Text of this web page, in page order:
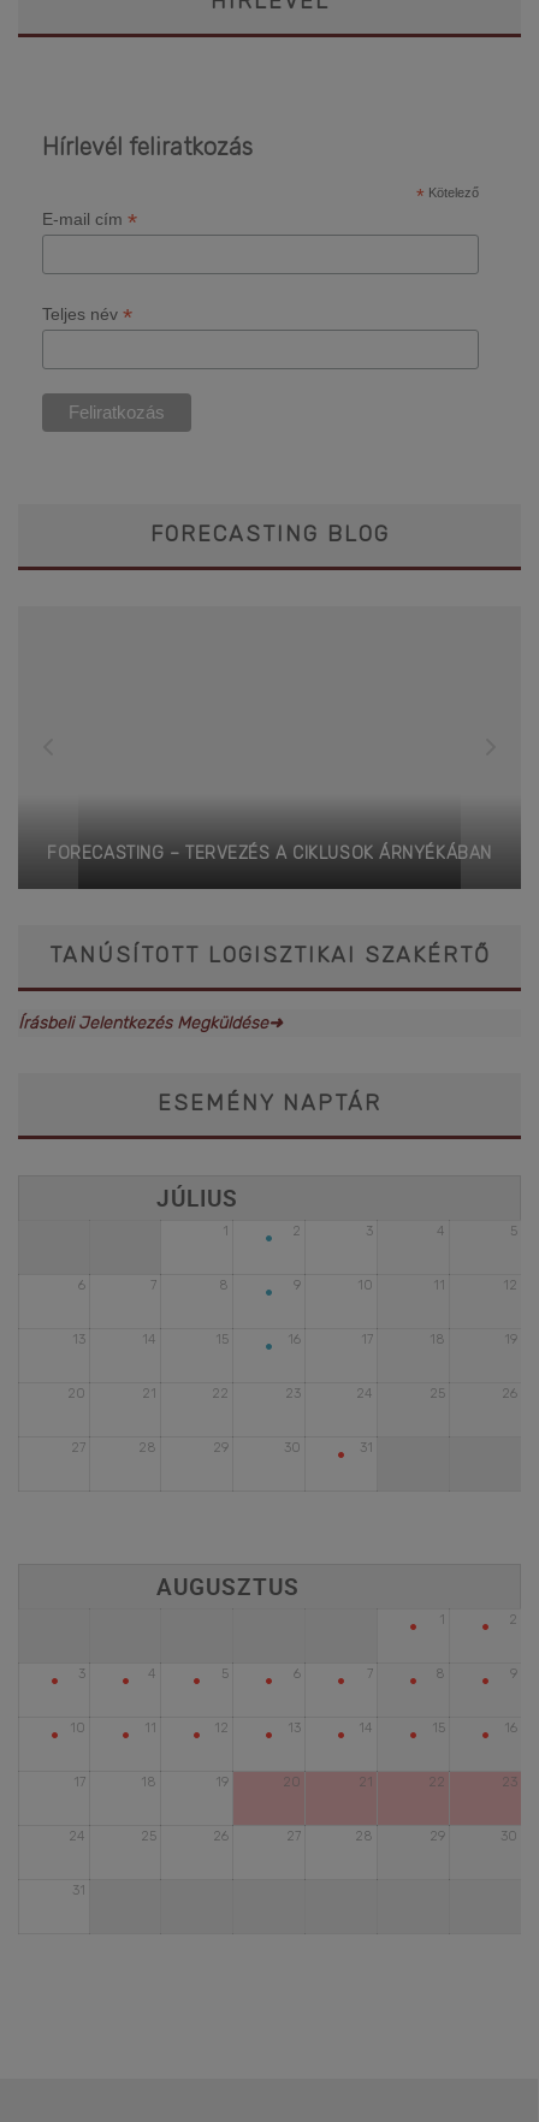
Hírlevél feliratkozás
* Kötelező
E-mail cím *
Teljes név *
FORECASTING BLOG
FORECASTING – TERVEZÉS A CIKLUSOK ÁRNYÉKÁBAN
TANÚSÍTOTT LOGISZTIKAI SZAKÉRTŐ
Írásbeli Jelentkezés Megküldése➜
ESEMÉNY NAPTÁR
1 2
• 3 4 5
6 7 8 9
• 10 11 12
13 14 15 16
• 17 18 19
20 21 22 23 24 25 26
27 28 29 30 31
•
1
• 2
•
3
• 4
• 5
• 6
• 7
• 8
• 9
•
10
• 11
• 12
• 13
• 14
• 15
• 16
•
17 18 19 20 21 22 23
24 25 26 27 28 29 30
31